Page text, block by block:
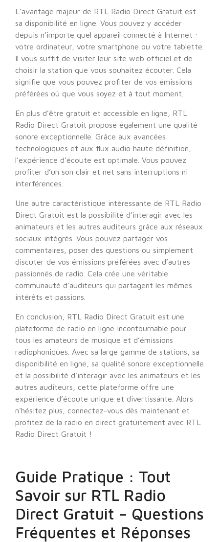
L’avantage majeur de RTL Radio Direct Gratuit est
sa disponibilité en ligne. Vous pouvez y accéder
depuis n’importe quel appareil connecté à Internet :
votre ordinateur, votre smartphone ou votre tablette.
Il vous suffit de visiter leur site web officiel et de
choisir la station que vous souhaitez écouter. Cela
signifie que vous pouvez profiter de vos émissions
préférées où que vous soyez et à tout moment.
En plus d’être gratuit et accessible en ligne, RTL
Radio Direct Gratuit propose également une qualité
sonore exceptionnelle. Grâce aux avancées
technologiques et aux flux audio haute définition,
l’expérience d’écoute est optimale. Vous pouvez
profiter d’un son clair et net sans interruptions ni
interférences.
Une autre caractéristique intéressante de RTL Radio
Direct Gratuit est la possibilité d’interagir avec les
animateurs et les autres auditeurs grâce aux réseaux
sociaux intégrés. Vous pouvez partager vos
commentaires, poser des questions ou simplement
discuter de vos émissions préférées avec d’autres
passionnés de radio. Cela crée une véritable
communauté d’auditeurs qui partagent les mêmes
intérêts et passions.
En conclusion, RTL Radio Direct Gratuit est une
plateforme de radio en ligne incontournable pour
tous les amateurs de musique et d’émissions
radiophoniques. Avec sa large gamme de stations, sa
disponibilité en ligne, sa qualité sonore exceptionnelle
et la possibilité d’interagir avec les animateurs et les
autres auditeurs, cette plateforme offre une
expérience d’écoute unique et divertissante. Alors
n’hésitez plus, connectez-vous dès maintenant et
profitez de la radio en direct gratuitement avec RTL
Radio Direct Gratuit !
Guide Pratique : Tout
Savoir sur RTL Radio
Direct Gratuit – Questions
Fréquentes et Réponses